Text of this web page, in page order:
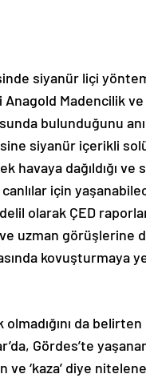
siyanür liçi
Anagold Madencilik
bulunduğunu
siyanür içerikli
havaya dağıldığı
için
olarak ÇED
uzman görüşlerine
kovuşturmaya
da belirten
Gördes’te
‘kaza’ diye